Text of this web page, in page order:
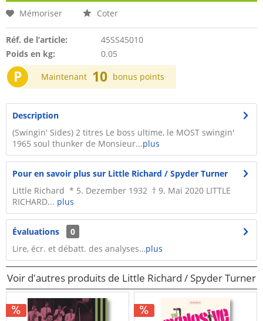
Mémoriser Coter
Réf. de l’article:
45SS45010
Poids en kg:
0.05
P Maintenant 10 bonus points
Description
(Swingin' Sides) 2 titres Le boss ultime, le MOST swingin'
1965 soul thunker de Monsieur...plus
Pour en savoir plus sur Little Richard / Spyder Turner
Little Richard * 5. Dezember 1932 † 9. Mai 2020 LITTLE
RICHARD... plus
Évaluations
0
Lire, écr. et débatt. des analyses…plus
Voir d'autres produits de Little Richard / Spyder Turner